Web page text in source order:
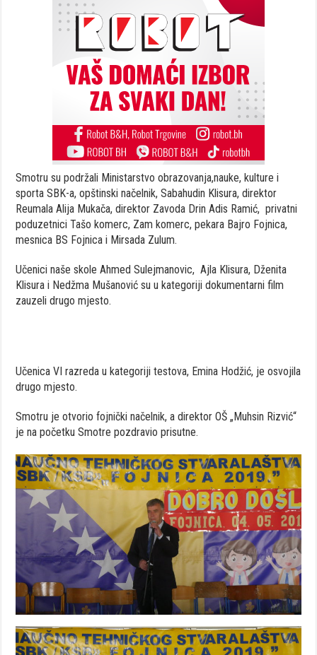
Smotru su podržali Ministarstvo obrazovanja,nauke, kulture i
sporta SBK-a, opštinski načelnik, Sabahudin Klisura, direktor
Reumala Alija Mukača, direktor Zavoda Drin Adis Ramić, privatni
poduzetnici Tašo komerc, Zam komerc, pekara Bajro Fojnica,
mesnica BS Fojnica i Mirsada Zulum.
Učenici naše skole Ahmed Sulejmanovic, Ajla Klisura, Dženita
Klisura i Nedžma Mušanović su u kategoriji dokumentarni film
zauzeli drugo mjesto.
Učenica VI razreda u kategoriji testova, Emina Hodžić, je osvojila
drugo mjesto.
Smotru je otvorio fojnički načelnik, a direktor OŠ „Muhsin Rizvić“
je na početku Smotre pozdravio prisutne.